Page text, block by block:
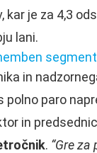
kar je za 4,3
lani.
segment
in
polno paro
in
. “Gre za